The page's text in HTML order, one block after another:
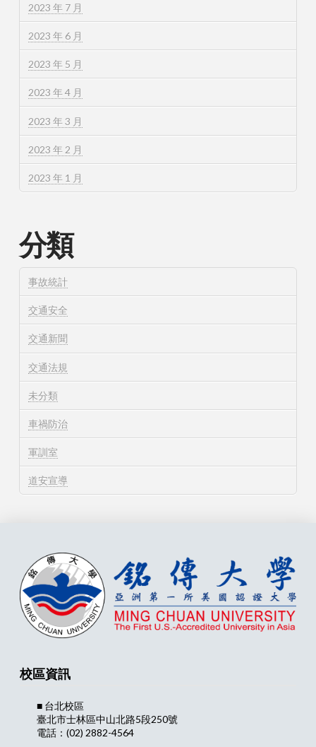
2023 年 7 月
2023 年 6 月
2023 年 5 月
2023 年 4 月
2023 年 3 月
2023 年 2 月
2023 年 1 月
分類
事故統計
交通安全
交通新聞
交通法規
未分類
車禍防治
軍訓室
道安宣導
校區資訊
■ 台北校區
臺北市士林區中山北路5段250號
電話：(02) 2882-4564